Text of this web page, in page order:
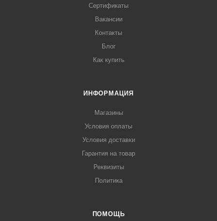
Сертификаты
Вакансии
Контакты
Блог
Как купить
ИНФОРМАЦИЯ
Магазины
Условия оплаты
Условия доставки
Гарантия на товар
Реквизиты
Политика
ПОМОЩЬ